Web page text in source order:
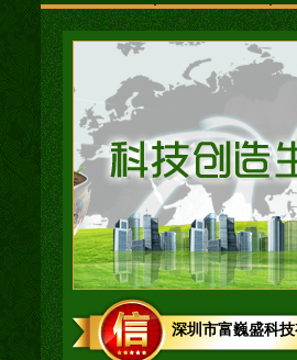
深圳市富巍盛科